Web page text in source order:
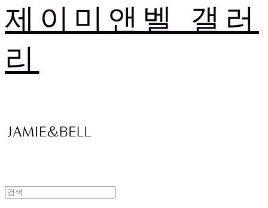
제이미앤벨 갤러
리